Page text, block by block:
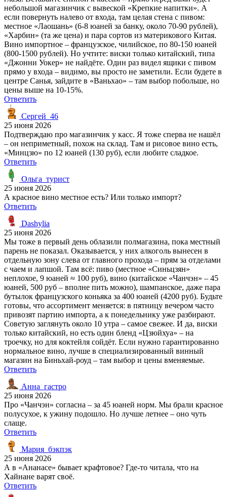
небольшой магазинчик с вывеской «Крепкие напитки». А
если повернуть налево от входа, там целая стена с пивом:
местное «Лаошань» (6-8 юаней за банку, около 70-90 рублей),
«Харбин» (та же цена) и пара сортов из материкового Китая.
Вино импортное – французское, чилийское, по 80-150 юаней
(800-1500 рублей). Но учтите: виски только китайский, типа
«Джонни Уокер» не найдёте. Один раз видел ящики с пивом
прямо у входа – видимо, вы просто не заметили. Если будете в
центре Санья, зайдите в «Ваньхао» – там выбор побольше, но
цены выше на 10-15%.
Ответить
Сергей_46
25 июня 2026
Подтверждаю про магазинчик у касс. Я тоже сперва не нашёл
– он неприметный, похож на склад. Там и рисовое вино есть,
«Минцзю» по 12 юаней (130 руб), если любите сладкое.
Ответить
Ольга_турист
25 июня 2026
А красное вино местное есть? Или только импорт?
Ответить
Dashylia
25 июня 2026
Мы тоже в первый день облазили полмагазина, пока местный
парень не показал. Оказывается, у них алкоголь вынесен в
отдельную зону слева от главного прохода – прям за отделами
с чаем и лапшой. Там всё: пиво (местное «Синьцзян»
неплохое, 9 юаней ≈ 100 руб), вино (китайское «Чанчэн» – 45
юаней, 500 руб – вполне пить можно), шампанское, даже пара
бутылок французского коньяка за 400 юаней (4200 руб). Будьте
готовы, что ассортимент меняется: в пятницу вечером часто
привозят партию импорта, а к понедельнику уже разбирают.
Советую заглянуть около 10 утра – самое свежее. И да, виски
только китайский, но есть один бленд «Цзюйхуа» – на
троечку, но для коктейля сойдёт. Если нужно гарантированно
нормальное вино, лучше в специализированный винный
магазин на Биньхай-роуд – там выбор и цены вменяемые.
Ответить
Анна_гастро
25 июня 2026
Про «Чанчэн» согласна – за 45 юаней норм. Мы брали красное
полусухое, к ужину подошло. Но лучше летнее – оно чуть
слаще.
Ответить
Мария_бэкпэк
25 июня 2026
А в «Ананасе» бывает крафтовое? Где-то читала, что на
Хайнане варят своё.
Ответить